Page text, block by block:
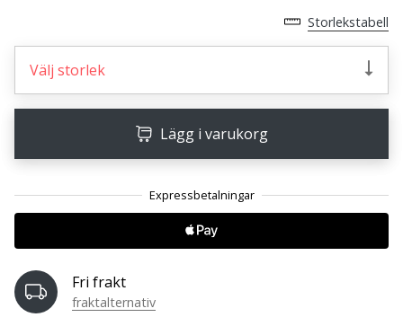
program
du
hemsida,
eller
ett
diskussionsforum?
Ta
Storlekstabell
Välj storlek
Lägg i varukorg
Fri frakt
fraktalternativ